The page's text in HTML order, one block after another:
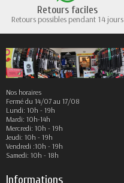
Retours faciles
Retours possibles pendant 14 jours
Nos horaires
Fermé du 14/07 au 17/08
Lundi: 10h - 19h
Mardi: 10h-14h
Mercredi: 10h - 19h
Jeudi: 10h - 19h
Vendredi :10h - 19h
Samedi: 10h - 18h
Informations